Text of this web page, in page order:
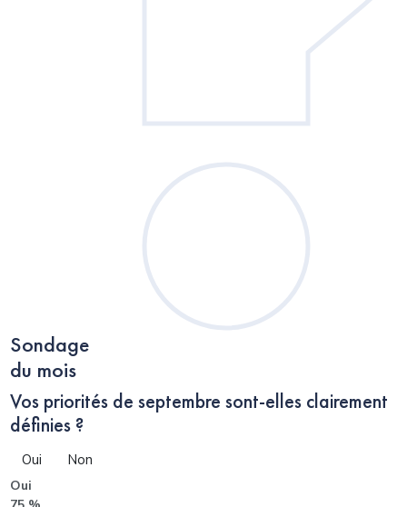
Sondage
du mois
Vos priorités de septembre sont-elles clairement
définies ?
Oui Non
Oui